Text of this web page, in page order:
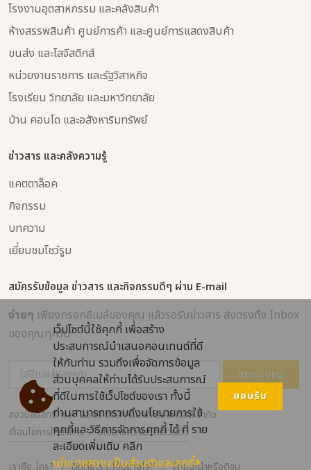
เว็ปไซต์นี้ใช้คุกกี้ เพื่อสร้าง
ประสบการณ์นำเสนอคอนเทนต์ที่ดี
ให้กับท่าน รวมถึงเพื่อจัดการข้อมูล
ส่วนบุคคลให้ท่านได้รับประสบการณ์
ที่ดีในการใช้เว็ปไซต์ของเรา ทั้งนี้
ท่านสามารถทราบถึงนโยบายการใช้
คุกกี้และวิธีการจัดการคุกกี้ ได้ ที่ ราย
ละเอียดเพิ่มเติม คลิก
นโยบายความเป็นส่วนตัวและคุกกี้
ยอมรับ
โรงงานอุตสาหกรรม และคลังสินค้า
ห้างสรรพสินค้า ศูนย์การค้า และศูนย์การแสดงสินค้า
ขนส่ง และโลจีสติกส์
หน่วยงานราชการ และรัฐวิสาหกิจ
โรงเรียน วิทยาลัย และมหาวิทยาลัย
บ้าน คอนโด และอสังหาริมทรัพย์
ข่าวสาร และคลังความรู้
แคตตาล็อค
กิจกรรม
บทความ
เยี่ยมชมโชว์รูม
สมัครรับข้อมูล ข่าวสาร และกิจกรรมดีๆ ผ่าน E-mail
ง่ายๆ เพียงกรอกอีเมล์ของคุณ แล้วรอรับข่าวสาร ส่งตรงถึง Inbox
ของคุณทุกวัน
ลงทะเบียน
สงวนลิขสิทธิ์ พ.ศ. 2565 บริษัท แมททีเรียล เวิลด์ จำกัด
เงื่อนไขการให้บริการ/นโยบายความเป็นส่วนตัว